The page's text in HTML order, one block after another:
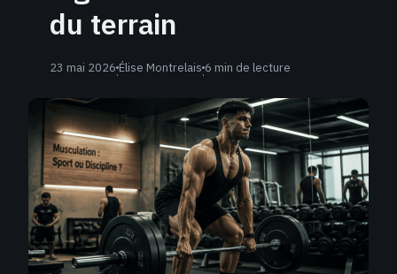
du terrain
23 mai 2026·Élise Montrelais·6 min de lecture